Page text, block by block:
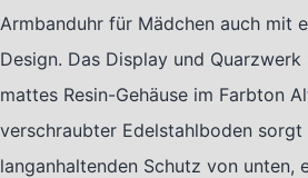
Armbanduhr für Mädchen auch mit
Design. Das Display und Quarzwerk
mattes Resin-Gehäuse im Farbton
verschraubter Edelstahlboden sorgt
langanhaltenden Schutz von unten,